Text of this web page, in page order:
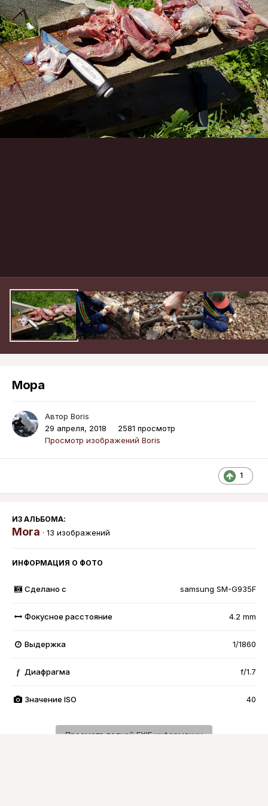
Мора
Автор Boris
29 апреля, 2018
2581 просмотр
Просмотр изображений Boris
1
ИЗ АЛЬБОМА:
Mora · 13 изображений
ИНФОРМАЦИЯ О ФОТО
Сделано с samsung SM-G935F
Фокусное расстояние 4.2 mm
Выдержка 1/1860
f Диафрагма f/1.7
Значение ISO 40
Просмотр полной EXIF информации